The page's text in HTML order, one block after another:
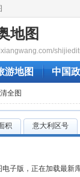
地图
游地图 中国
全图
积 意大利区号
子版，正在加载最新